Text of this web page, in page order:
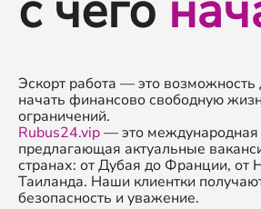
Эскорт работа — это
начать финансово свободную
ограничений.
Rubus24.vip— это
предлагающая актуальные
странах: от Дубая до Франции, от
Таиланда. Наши клиентки
безопасность и уважение.